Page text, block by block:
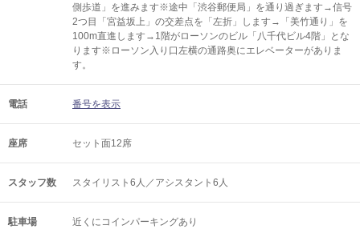
側歩道」を進みます※途中「渋谷郵便局」を通り過ぎます→信号
2つ目「宮益坂上」の交差点を「左折」します→「美竹通り」を
100m直進します→1階がローソンのビル「八千代ビル4階」とな
ります※ローソン入り口左横の通路奥にエレベーターがありま
す。
電話 番号を表示
座席 セット面12席
スタッフ数 スタイリスト6人／アシスタント6人
駐車場 近くにコインパーキングあり